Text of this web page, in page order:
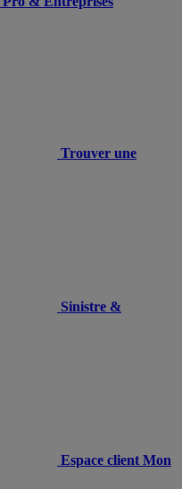
Trouver une
Sinistre &
Espace client Mon